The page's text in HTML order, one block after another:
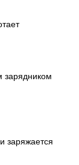
зарядником
заряжается